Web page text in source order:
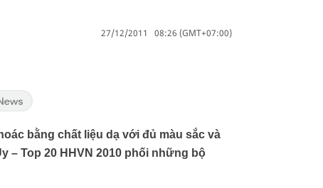
27/12/2011 08:26 (GMT+07:00)
bằng chất liệu dạ với đủ màu sắc và
– Top 20 HHVN 2010 phối những bộ